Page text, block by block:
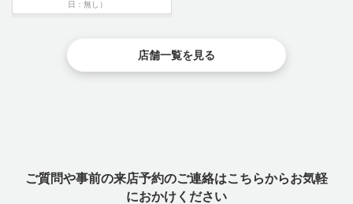
日：無し）
店舗一覧を見る
ご質問や事前の来店予約のご連絡はこちらからお気軽
におかけください